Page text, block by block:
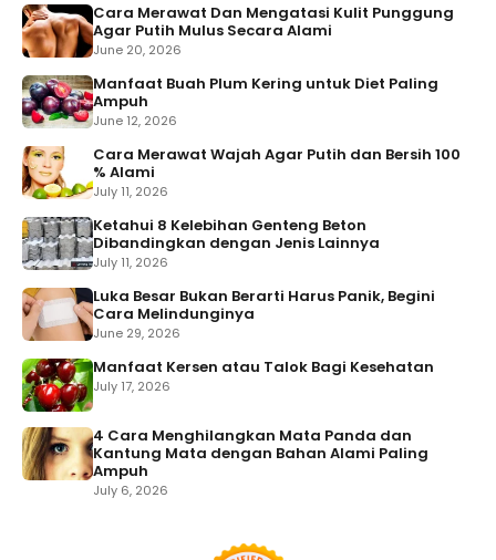
Cara Merawat Dan Mengatasi Kulit Punggung
Agar Putih Mulus Secara Alami
June 20, 2026
Manfaat Buah Plum Kering untuk Diet Paling
Ampuh
June 12, 2026
Cara Merawat Wajah Agar Putih dan Bersih 100
% Alami
July 11, 2026
Ketahui 8 Kelebihan Genteng Beton
Dibandingkan dengan Jenis Lainnya
July 11, 2026
Luka Besar Bukan Berarti Harus Panik, Begini
Cara Melindunginya
June 29, 2026
Manfaat Kersen atau Talok Bagi Kesehatan
July 17, 2026
4 Cara Menghilangkan Mata Panda dan
Kantung Mata dengan Bahan Alami Paling
Ampuh
July 6, 2026